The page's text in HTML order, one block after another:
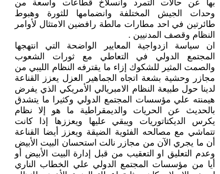
بها عن حالات التمرد وانسلاخ قطاعات واسعة من
وحدات الجيش المختلفة وانضمامها للثورة وهبوط
طائرتين في احد مطارات مالطة رافضين الامتثال لأوامر
النظام وقصف المدنيين .
ان سياسة ازدواجية المعايير الواضحة التي انتهجها
المجتمع الدولي في التعاطي مع ثورات الشعوب
والصمت المثير للشكوك إزاء ما يقترفه النظام الليبي من
مجازر وحشية بشعة اتجاه الجماهير العزل يعزز القناعة
لدينا حول طبيعة النظام الامبريالي الأمريكي الذي يفرض
هيمنته علي مؤسسات المجتمع الدولي وكثيرا ما يتشدق
بالحديث عن الحريات والديمقراطية ما هو إلا نظام
يكرس الديكتاتوريات ويبقي عليها ويعززها إذا كانت
تتماشي مع مصالحه الفئوية الضيقة ويعزز أيضا القناعة
أن ما يجري الآن من مجازر نالت استحسان البيت الأبيض
وعدم التعليق او التعقيب من قبل إدارة البيت الأبيض أو
أيا من مؤسسات المجتمع الدولي علي الخطاب الناري